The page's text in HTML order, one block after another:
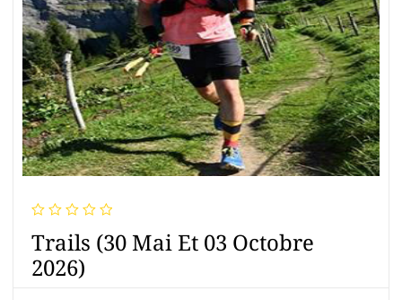
o
t
e
0
Trails (30 Mai Et 03 Octobre
2026)